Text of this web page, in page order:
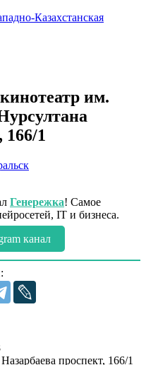
Казахстанская
им.
166/1
Генережка! Самое
IT и бизнеса.
канал
проспект, 166/1